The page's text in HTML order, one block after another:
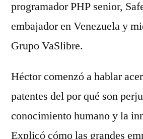
programador PHP senior,
embajador en Venezuela y
Grupo VaSlibre.
Héctor comenzó a hablar
patentes del por qué son
conocimiento humano y la
Explicó cómo las grandes